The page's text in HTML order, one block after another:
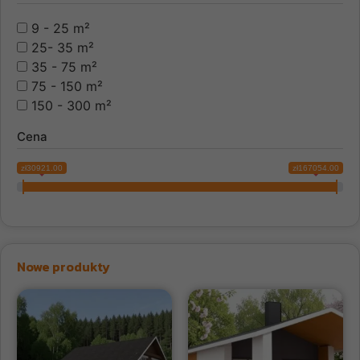
9 - 25 m²
25- 35 m²
35 - 75 m²
75 - 150 m²
150 - 300 m²
Cena
zł30921.00 zł167054.00
Nowe produkty